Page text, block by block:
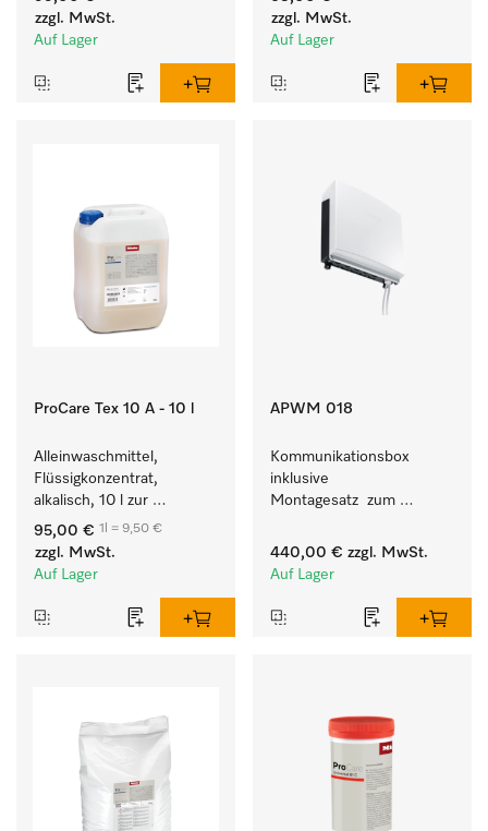
Geschmeidigkeit der
Textilien.
zzgl. MwSt.
Auf Lager
farbechter Buntwäsche.
zzgl. MwSt.
Auf Lager
ProCare Tex 10 A - 10 l
Alleinwaschmittel,
Flüssigkonzentrat,
alkalisch, 10 l zur
Reinigung weißer Textilien
und farbechter
Buntwäsche.
95,00 € 1l = 9,50 €
zzgl. MwSt.
Auf Lager
APWM 018
Kommunikationsbox
inklusive
Montagesatz  zum
- 11 kg Waschmaschine
mit externen Systemen.
440,00 € zzgl. MwSt.
Auf Lager